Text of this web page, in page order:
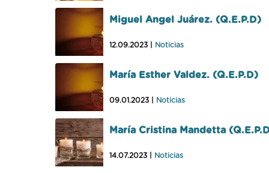
Miguel Angel Juárez. (Q.E.P.D)
12.09.2023 | Noticias
María Esther Valdez. (Q.E.P.D)
09.01.2023 | Noticias
María Cristina Mandetta
14.07.2023 | Noticias